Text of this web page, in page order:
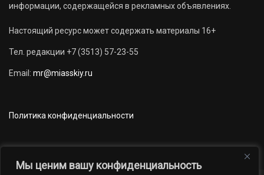
Мы ценим вашу конфиденциальность
информации, содержащейся в рекламных объявлениях.
Настоящий ресурс может содержать материалы 16+
Тел. редакции +7 (3513) 57-23-55
Email: mr@miasskiy.ru
Политика конфиденциальности